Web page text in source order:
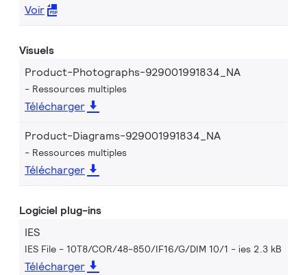
Voir
Visuels
Product-Photographs-929001991834_NA
Ressources multiples
Télécharger
Product-Diagrams-929001991834_NA
Ressources multiples
Télécharger
Logiciel plug-ins
IES
IES File - 10T8/COR/48-850/IF16/G/DIM 10/1 ies 2.3 kB
Télécharger